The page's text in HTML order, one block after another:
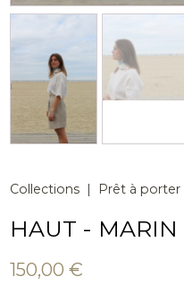
Collections | Prêt à porter
HAUT - MARIN
150,00€